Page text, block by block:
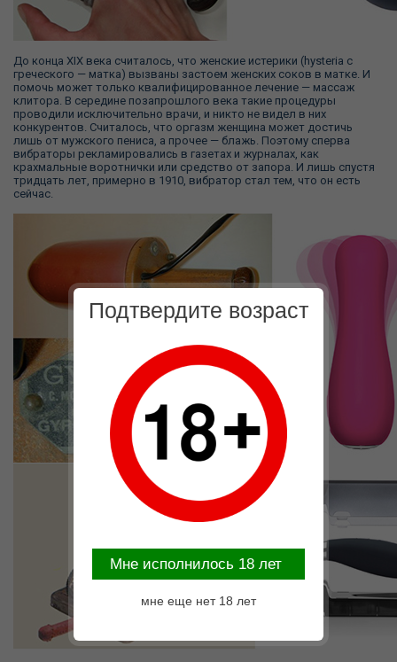
До конца XIX века считалось, что женские истерики (hysteria с
греческого — матка) вызваны застоем женских соков в матке. И
помочь может только квалифицированное лечение — массаж
клитора. В середине позапрошлого века такие процедуры
проводили исключительно врачи, и никто не видел в них
конкурентов. Считалось, что оргазм женщина может достичь
лишь от мужского пениса, а прочее — блажь. Поэтому сперва
вибраторы рекламировались в газетах и журналах, как
крахмальные воротнички или средство от запора. И лишь спустя
тридцать лет, примерно в 1910, вибратор стал тем, что он есть
сейчас.
Подтвердите возраст
Mне исполнилось 18 лет
мне еще нет 18 лет